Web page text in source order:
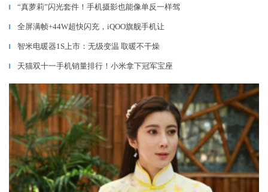
▎ “真萝莉”闪光套件！手机摄影也能像单反一样驾
▎ 全屏满帧+44W超快闪充，iQOO旗舰手机让
▎ 智米电暖器1S上市：无级变温 取暖不干燥
▎ 天猫双十一手机销量排行！小米拿下冠军宝座